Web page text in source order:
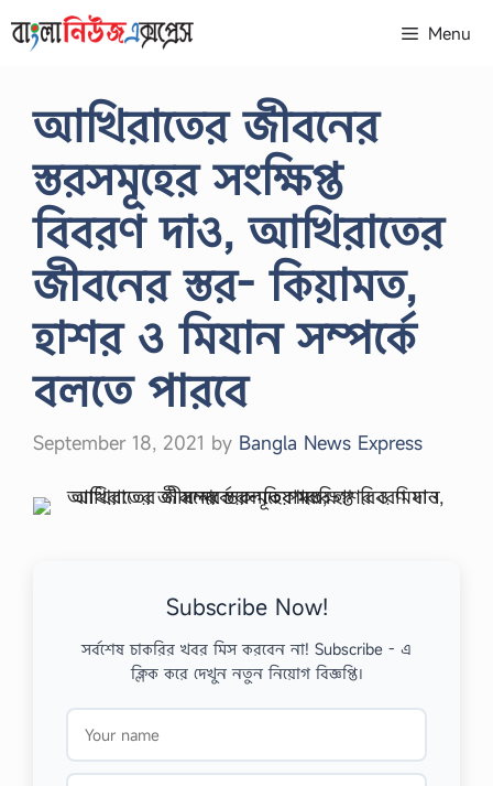
to
Menu
আখিরাতের জীবনের
স্তরসমূহের সংক্ষিপ্ত
বিবরণ দাও, আখিরাতের
জীবনের স্তর- কিয়ামত,
হাশর ও মিযান সম্পর্কে
বলতে পারবে
September 18, 2021 by Bangla News Express
Subscribe Now!
সর্বশেষ চাকরির খবর মিস করবেন না! Subscribe - এ
ক্লিক করে দেখুন নতুন নিয়োগ বিজ্ঞপ্তি।